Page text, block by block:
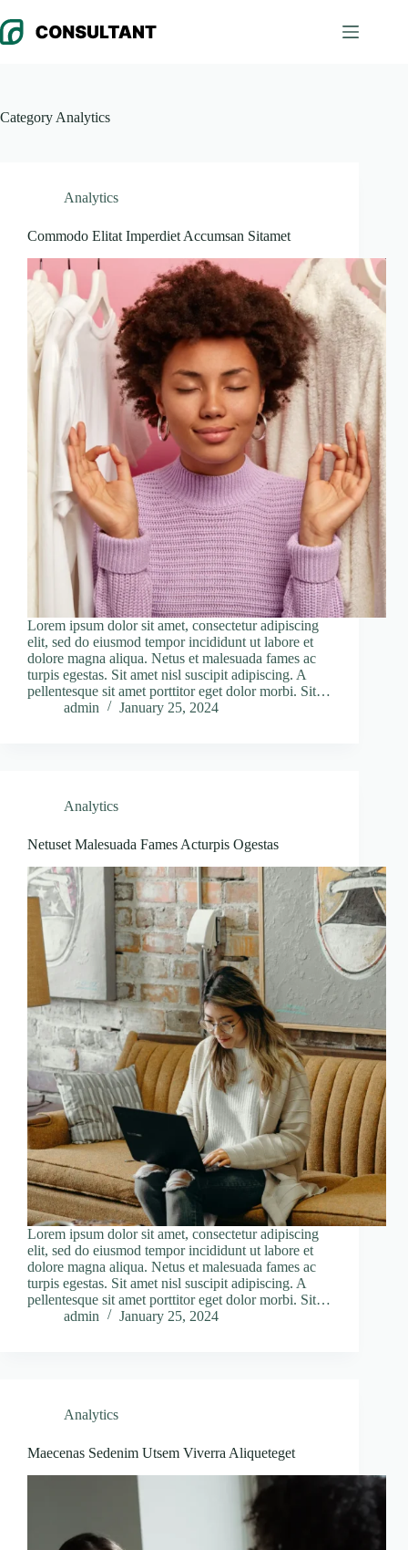
to
content
Category Analytics
Analytics
Commodo Elitat Imperdiet Accumsan Sitamet
Lorem ipsum dolor sit amet, consectetur adipiscing
elit, sed do eiusmod tempor incididunt ut labore et
dolore magna aliqua. Netus et malesuada fames ac
turpis egestas. Sit amet nisl suscipit adipiscing. A
pellentesque sit amet porttitor eget dolor morbi. Sit…
admin
January 25, 2024
Analytics
Netuset Malesuada Fames Acturpis Ogestas
Lorem ipsum dolor sit amet, consectetur adipiscing
elit, sed do eiusmod tempor incididunt ut labore et
dolore magna aliqua. Netus et malesuada fames ac
turpis egestas. Sit amet nisl suscipit adipiscing. A
pellentesque sit amet porttitor eget dolor morbi. Sit…
admin
January 25, 2024
Analytics
Maecenas Sedenim Utsem Viverra Aliqueteget